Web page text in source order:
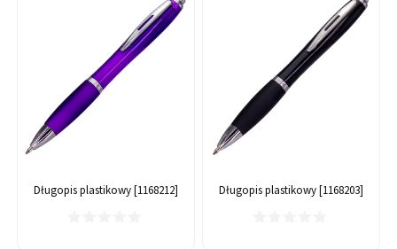
Długopis plastikowy [1168212] Długopis plastikowy [1168203]